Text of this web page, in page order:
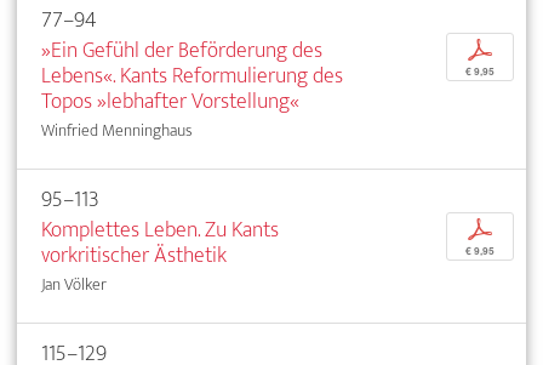
77–94
»Ein Gefühl der Beförderung des
Lebens«. Kants Reformulierung des
Topos »lebhafter Vorstellung«
Winfried Menninghaus
p
€ 9,95
95–113
Komplettes Leben. Zu Kants
vorkritischer Ästhetik
Jan Völker
p
€ 9,95
115–129